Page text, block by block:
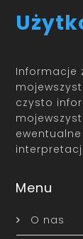
Informacje
czysto
Menu
O nas